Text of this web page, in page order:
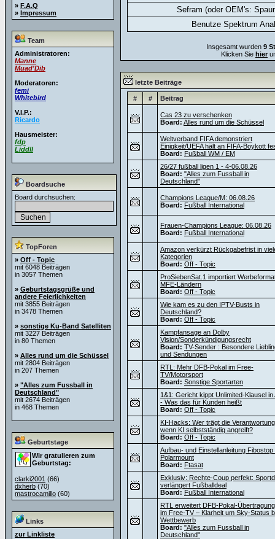
» F.A.Q
» Impressum
Team
Administratoren:
Manne
Muad'Dib
Moderatoren:
femi
Whitebird
V.I.P.:
Ricardo
Hausmeister:
fdp
Liddll
Boardsuche
Board durchsuchen:
TopForen
» Off - Topic
mit 6048 Beiträgen
in 3057 Themen
» Geburtstagsgrüße und
andere Feierlichkeiten
mit 3855 Beiträgen
in 3478 Themen
» sonstige Ku-Band Satelliten
mit 3227 Beiträgen
in 80 Themen
» Alles rund um die Schüssel
mit 2804 Beiträgen
in 207 Themen
» "Alles zum Fussball in
Deutschland"
mit 2674 Beiträgen
in 468 Themen
Geburtstage
Wir gratulieren zum
Geburtstag:
clarki2001 (66)
dxherb (70)
mastrocamillo (60)
Links
zur Linkliste
Sefram (oder OEM's:
Benutze Spektrum
Insgesamt wurden 9
Klicken Sie hier
letzte Beiträge
# # Beitrag
Cas 23 zu verschenken
Board: Alles rund um die Schüssel
Weltverband FIFA demonstriert
Einigkeit/UEFA hält an FIFA-Boykott
Board: Fußball WM / EM
26/27 fußball ligen 1 - 4-06.08.26
Board: "Alles zum Fussball in
Deutschland"
Champions League/M: 06.08.26
Board: Fußball International
Frauen-Champions League: 06.08.26
Board: Fußball International
Amazon verkürzt Rückgabefrist in
Kategorien
Board: Off - Topic
ProSiebenSat.1 importiert
MFE-Ländern
Board: Off - Topic
Wie kam es zu den IPTV-Busts in
Deutschland?
Board: Off - Topic
Kampfansage an Dolby
Vision/Sonderkündigungsrecht
Board: TV-Sender : Besondere
und Sendungen
RTL: Mehr DFB-Pokal im Free-
TV/Motorsport
Board: Sonstige Sportarten
1&1: Gericht kippt Unlimited-Klausel in
- Was das für Kunden heißt
Board: Off - Topic
KI-Hacks: Wer trägt die
wenn KI selbstständig angreift?
Board: Off - Topic
Aufbau- und Einstellanleitung Fibostop
Polarmount
Board: Ftasat
Exklusiv: Rechte-Coup perfekt:
verlängert Fußballdeal
Board: Fußball International
RTL erweitert DFB-Pokal-
im Free-TV – Klarheit um Sky-Status
Wettbewerb
Board: "Alles zum Fussball in
Deutschland"